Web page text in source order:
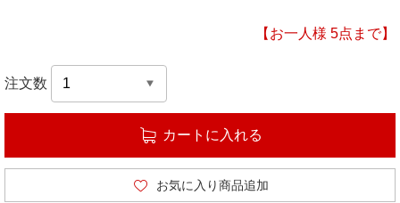
【お一人様 5点まで】
注文数
カートに入れる
お気に入り商品追加